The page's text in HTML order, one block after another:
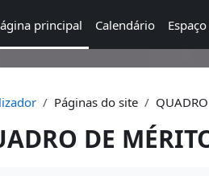
principal Calendário
Páginas do site
DE